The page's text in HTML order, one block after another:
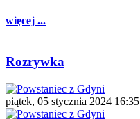
więcej ...
Rozrywka
piątek, 05 stycznia 2024 16:35